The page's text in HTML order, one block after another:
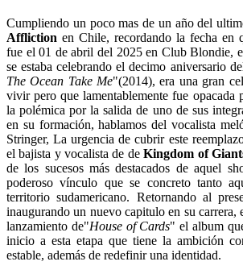
Cumpliendo un poco mas de un año del
Affliction en Chile, recordando la fecha en
fue el 01 de abril del 2025 en Club Blondie,
se estaba celebrando el decimo aniversario
The Ocean Take Me"(2014), era una gran
vivir pero que lamentablemente fue
la polémica por la salida de uno de sus
en su formación, hablamos del vocalista
Stringer, La urgencia de cubrir este
el bajista y vocalista de deKingdom of
de los sucesos más destacados de aquel
poderoso vínculo que se concreto tanto
territorio sudamericano. Retornando al
inaugurando un nuevo capitulo en su carrera,
lanzamiento de"House of Cards" el album
inicio a esta etapa que tiene la ambición
estable, además de redefinir una identidad.